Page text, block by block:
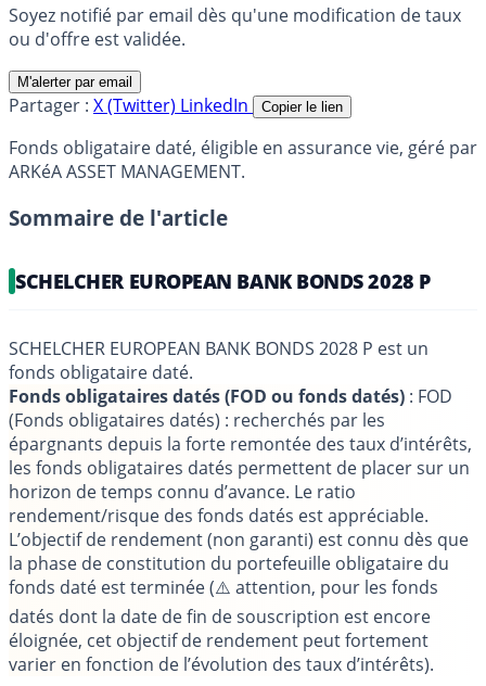
Soyez notifié par email dès qu'une modification de taux
ou d'offre est validée.
M'alerter par email
Partager : X (Twitter) LinkedIn Copier le lien
Fonds obligataire daté, éligible en assurance vie, géré par
ARKéA ASSET MANAGEMENT.
Sommaire de l'article
SCHELCHER EUROPEAN BANK BONDS 2028 P
SCHELCHER EUROPEAN BANK BONDS 2028 P est un
fonds obligataire daté.
Fonds obligataires datés (FOD ou fonds datés) : FOD
(Fonds obligataires datés) : recherchés par les
épargnants depuis la forte remontée des taux d’intérêts,
les fonds obligataires datés permettent de placer sur un
horizon de temps connu d’avance. Le ratio
rendement/risque des fonds datés est appréciable.
L’objectif de rendement (non garanti) est connu dès que
la phase de constitution du portefeuille obligataire du
fonds daté est terminée (⚠️ attention, pour les fonds
datés dont la date de fin de souscription est encore
éloignée, cet objectif de rendement peut fortement
varier en fonction de l’évolution des taux d’intérêts).